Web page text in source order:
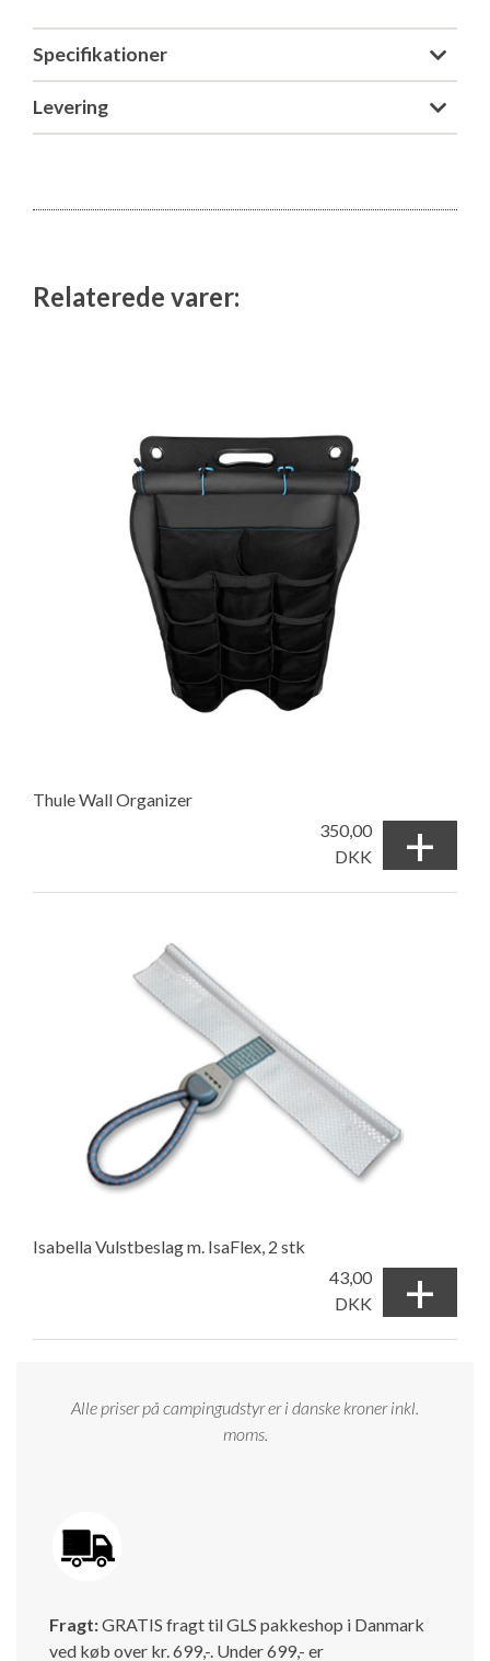
Specifikationer
Levering
Relaterede varer:
Thule Wall Organizer
350,00
DKK
+
Isabella Vulstbeslag m. IsaFlex, 2 stk
43,00
DKK
+
Alle priser på campingudstyr er i danske kroner inkl.
moms.
Fragt:GRATIS fragt til GLS pakkeshop i Danmark
ved køb over kr. 699,-. Under 699,- er